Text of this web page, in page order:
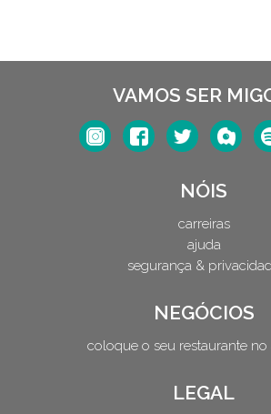
VAMOS SER
NÓIS
carreiras
ajuda
segurança &
NEGÓCIOS
coloque o seu restaurante no
LEGAL